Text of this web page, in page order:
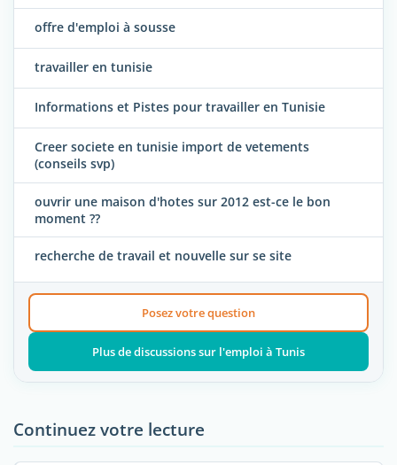
offre d'emploi à sousse
travailler en tunisie
Informations et Pistes pour travailler en Tunisie
Creer societe en tunisie import de vetements
(conseils svp)
ouvrir une maison d'hotes sur 2012 est-ce le bon
moment ??
recherche de travail et nouvelle sur se site
Posez votre question
Plus de discussions sur l'emploi à Tunis
Continuez votre lecture